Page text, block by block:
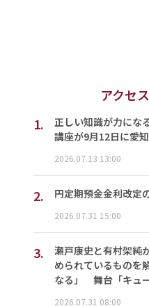
アクセ
1.
正しい知識が力に
講座が9月12日に愛
2026.07.13 13:00
2. 円定期預金金利改定
2026.07.31 15:00
3.
瀬戸康史と有村架純
められているものを
なる」 舞台「キュ
2026.07.31 08:00